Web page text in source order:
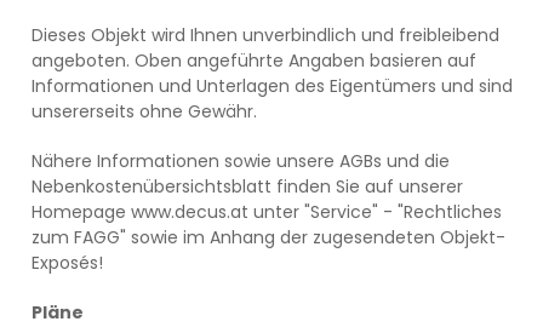
Dieses Objekt wird Ihnen unverbindlich und freibleibend
angeboten. Oben angeführte Angaben basieren auf
Informationen und Unterlagen des Eigentümers und sind
unsererseits ohne Gewähr.
Nähere Informationen sowie unsere AGBs und die
Nebenkostenübersichtsblatt finden Sie auf unserer
Homepage www.decus.at unter "Service" - "Rechtliches
zum FAGG" sowie im Anhang der zugesendeten Objekt-
Exposés!
Pläne